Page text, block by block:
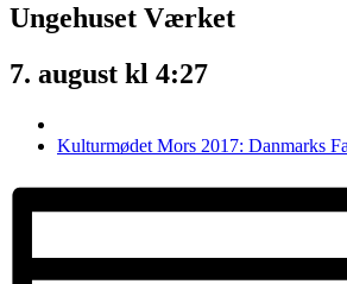
Ungehuset Værket
7. august kl 4:27
Kulturmødet Mors 2017: Danmarks